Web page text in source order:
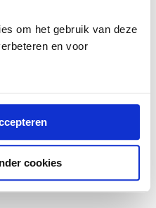
om het gebruik van deze
en voor
cookies
intelligent screening
bestaat uit het
(uitgangs-) waarde
50 jaar.
meeting aanbevolen
van
voorkomen ervan (en
origine en
zoals mutaties
mate enkele ander